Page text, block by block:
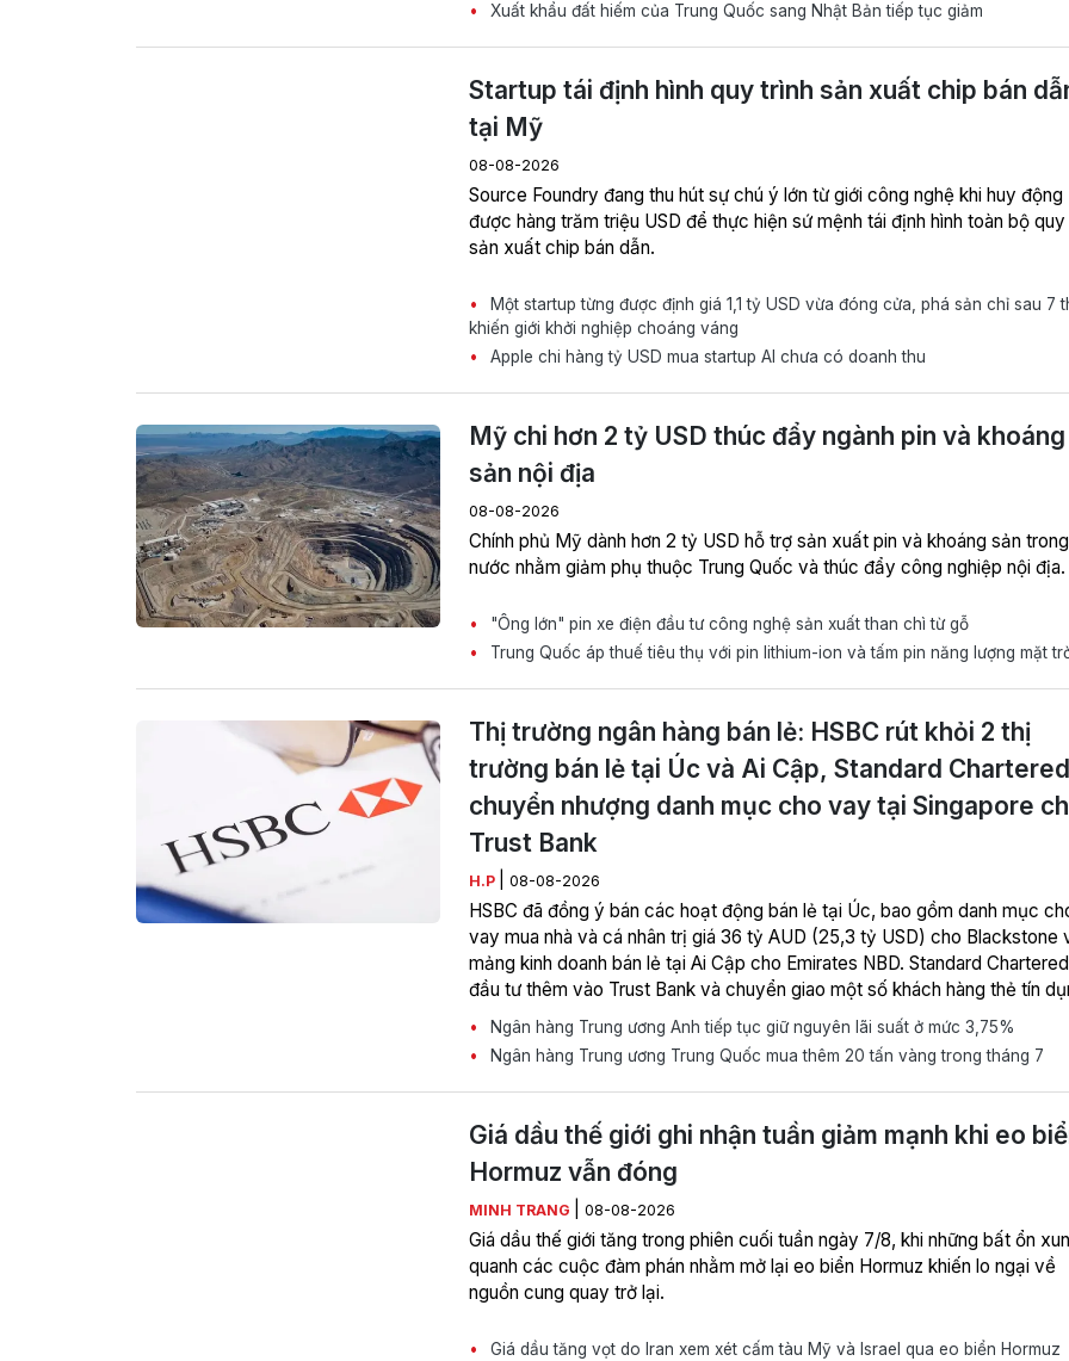
Xuất khẩu đất hiếm của Trung Quốc sang Nhật Bản tiếp tục giảm
Startup tái định hình quy trình sản xuất chip bán
tại Mỹ
08-08-2026
Source Foundry đang thu hút sự chú ý lớn từ giới công nghệ khi huy động
được hàng trăm triệu USD để thực hiện sứ mệnh tái định hình toàn bộ quy
sản xuất chip bán dẫn.
Một startup từng được định giá 1,1 tỷ USD vừa đóng cửa, phá sản chỉ sau 7
khiến giới khởi nghiệp choáng váng
Apple chi hàng tỷ USD mua startup AI chưa có doanh thu
Mỹ chi hơn 2 tỷ USD thúc đẩy ngành pin và khoáng
sản nội địa
08-08-2026
Chính phủ Mỹ dành hơn 2 tỷ USD hỗ trợ sản xuất pin và khoáng sản trong
nước nhằm giảm phụ thuộc Trung Quốc và thúc đẩy công nghiệp nội địa.
"Ông lớn" pin xe điện đầu tư công nghệ sản xuất than chì từ gỗ
Trung Quốc áp thuế tiêu thụ với pin lithium-ion và tấm pin năng lượng mặt
Thị trường ngân hàng bán lẻ: HSBC rút khỏi 2 thị
trường bán lẻ tại Úc và Ai Cập, Standard Chartered
chuyển nhượng danh mục cho vay tại Singapore
Trust Bank
H.P 08-08-2026
HSBC đã đồng ý bán các hoạt động bán lẻ tại Úc, bao gồm danh mục
vay mua nhà và cá nhân trị giá 36 tỷ AUD (25,3 tỷ USD) cho Blackstone
mảng kinh doanh bán lẻ tại Ai Cập cho Emirates NBD. Standard
đầu tư thêm vào Trust Bank và chuyển giao một số khách hàng thẻ tín
và cho vay cá nhân tại Singapore từ tháng 9, khi Trust và Mox chuyển
hoạt động có lợi nhuận.
Ngân hàng Trung ương Anh tiếp tục giữ nguyên lãi suất ở mức 3,75%
Ngân hàng Trung ương Trung Quốc mua thêm 20 tấn vàng trong tháng 7
Giá dầu thế giới ghi nhận tuần giảm mạnh khi eo
Hormuz vẫn đóng
MINH TRANG 08-08-2026
Giá dầu thế giới tăng trong phiên cuối tuần ngày 7/8, khi những bất ổn
quanh các cuộc đàm phán nhằm mở lại eo biển Hormuz khiến lo ngại về
nguồn cung quay trở lại.
Giá dầu tăng vọt do Iran xem xét cấm tàu Mỹ và Israel qua eo biển Hormuz